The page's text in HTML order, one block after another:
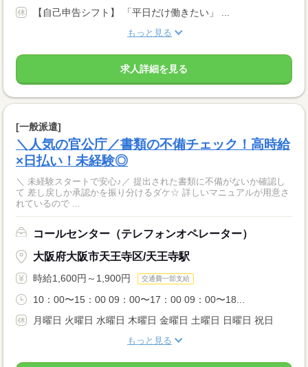
【自己申告シフト】 「平日だけ働きたい」 ...
もっと見る
求人詳細を見る
[一般派遣]
＼人気の官公庁／書類の不備チェック！高時給
×日払い！未経験◎
＼ 未経験スタートで安心♪／ 提出された書類に不備がないか確認し
て 差し戻しか承認かを振り分けるダケ☆ 詳しいマニュアルが用意さ
れているので ...
コールセンター（テレフォンオペレーター）
大阪府大阪市天王寺区/天王寺駅
時給1,600円～1,900円 交通費一部支給
10：00〜15：00 09：00〜17：00 09：00〜18...
月曜日 火曜日 水曜日 木曜日 金曜日 土曜日 日曜日 祝日
もっと見る